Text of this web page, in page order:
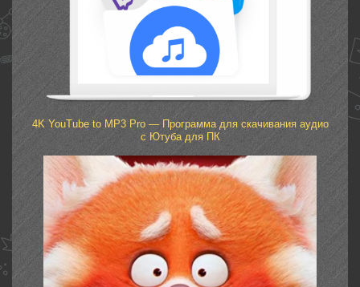
4K YouTube to MP3 Pro — Программа для скачивания аудио
с Ютуба для ПК